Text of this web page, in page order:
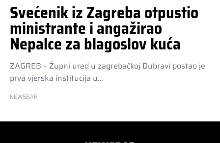
Svećenik iz Zagreba otpustio
ministrante i angažirao
Nepalce za blagoslov kuća
ZAGREB – Župni ured u zagrebačkoj Dubravi postao je
prva vjerska institucija u…
NEWSBAR